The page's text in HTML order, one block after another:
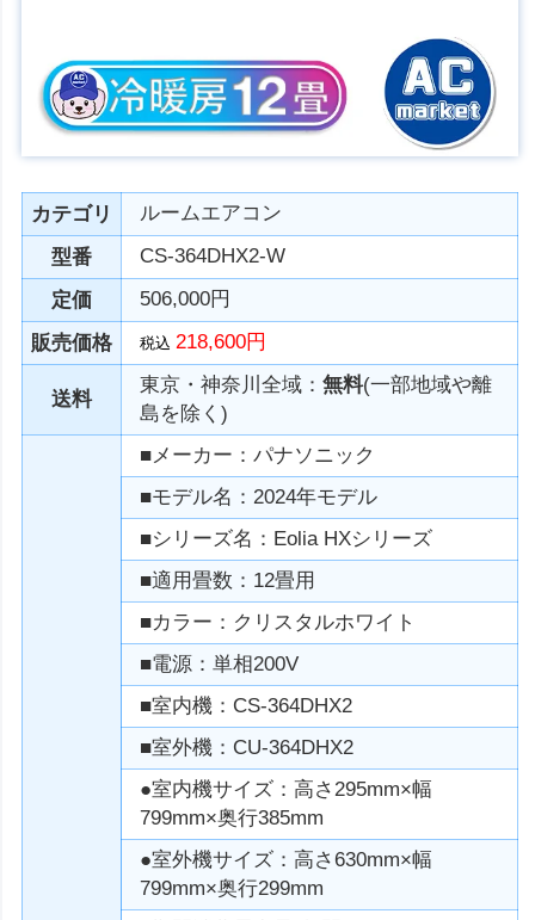
カテゴリ
ルームエアコン
型番
CS-364DHX2-W
定価
506,000円
販売価格
税込218,600円
送料
東京・神奈川全域：無料(一部地域や離
島を除く)
■メーカー：パナソニック
■モデル名：2024年モデル
■シリーズ名：Eolia HXシリーズ
■適用畳数：12畳用
■カラー：クリスタルホワイト
■電源：単相200V
■室内機：CS-364DHX2
■室外機：CU-364DHX2
●室内機サイズ：高さ295mm×幅
799mm×奥行385mm
●室外機サイズ：高さ630mm×幅
799mm×奥行299mm